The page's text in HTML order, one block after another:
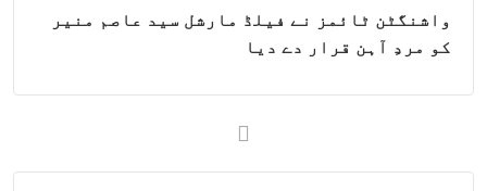
واشنگٹن ٹائمز نے فیلڈ مارشل سید عاصم منیر
کو مردِ آہن قرار دے دیا